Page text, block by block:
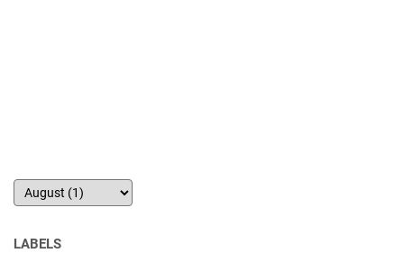
LABELS